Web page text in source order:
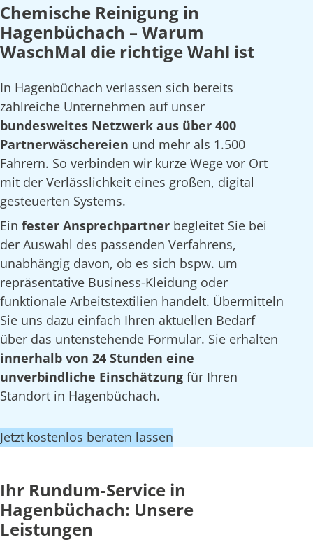
Chemische Reinigung in
Hagenbüchach – Warum
WaschMal die richtige Wahl ist
In Hagenbüchach verlassen sich bereits
zahlreiche Unternehmen auf unser
bundesweites Netzwerk aus über 400
Partnerwäschereien und mehr als 1.500
Fahrern. So verbinden wir kurze Wege vor Ort
mit der Verlässlichkeit eines großen, digital
gesteuerten Systems.
Ein fester Ansprechpartner begleitet Sie bei
der Auswahl des passenden Verfahrens,
unabhängig davon, ob es sich bspw. um
repräsentative Business-Kleidung oder
funktionale Arbeitstextilien handelt. Übermitteln
Sie uns dazu einfach Ihren aktuellen Bedarf
über das untenstehende Formular. Sie erhalten
innerhalb von 24 Stunden eine
unverbindliche Einschätzung für Ihren
Standort in Hagenbüchach.
Jetzt kostenlos beraten lassen
Ihr Rundum-Service in
Hagenbüchach: Unsere
Leistungen